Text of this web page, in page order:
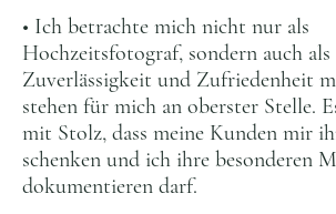
• Ich betrachte mich nicht nur als
Hochzeitsfotograf, sondern auch
Zuverlässigkeit und Zufriedenheit
stehen für mich an oberster Stelle.
mit Stolz, dass meine Kunden mir
schenken und ich ihre besonderen
dokumentieren darf.